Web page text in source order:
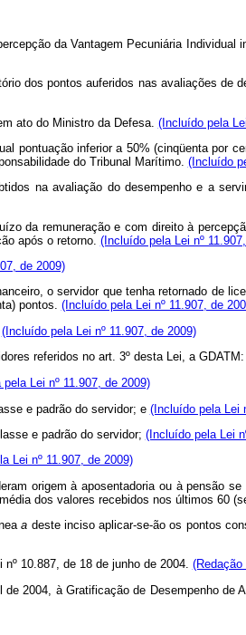
da Vantagem Pecuniária
dos pontos auferidos nas avaliações de
ato do Ministro da Defesa. (Incluído pela
pontuação inferior a 50% (cinqüenta por
do Tribunal Marítimo. (Incluído
na avaliação do desempenho e a
da remuneração e com direito à
após o retorno. (Incluído pela Lei nº
de 2009)
o servidor que tenha retornado de
pontos. (Incluído pela Lei nº 11.907, de
(Incluído pela Lei nº 11.907, de 2009)
referidos no art. 3º desta Lei, a GDATM:
Lei nº 11.907, de 2009)
e padrão do servidor; e (Incluído pela Lei
e padrão do servidor; (Incluído pela Lei
Lei nº 11.907, de 2009)
origem à aposentadoria ou à pensão
dos valores recebidos nos últimos 60
a deste inciso aplicar-se-ão os pontos
10.887, de 18 de junho de 2004. (Redação
2004, à Gratificação de Desempenho